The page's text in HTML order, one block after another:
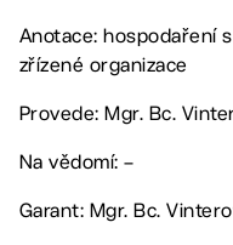
Anotace: hospodaření
zřízené organizace
Provede: Mgr. Bc.
Na vědomí: –
Garant: Mgr. Bc.